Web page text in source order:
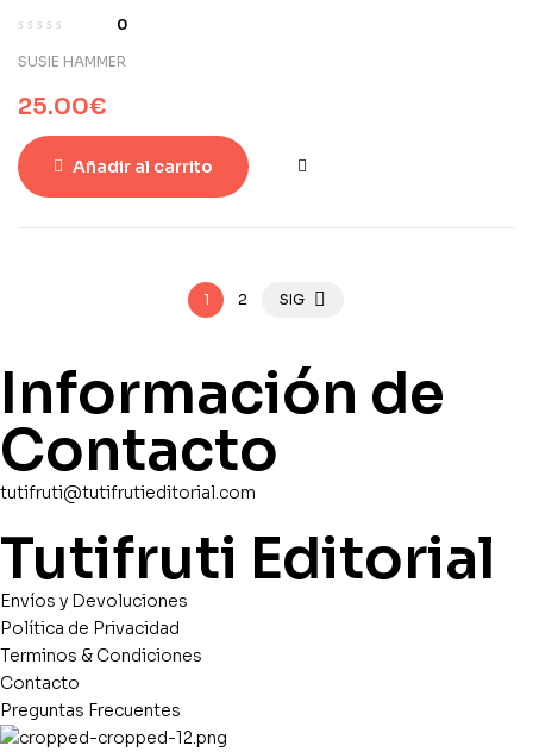
0
SUSIE HAMMER
25.00€
Añadir al carrito
1 2 SIG
Información de
Contacto
tutifruti@tutifrutieditorial.com
Tutifruti Editorial
Envíos y Devoluciones
Política de Privacidad
Terminos & Condiciones
Contacto
Preguntas Frecuentes